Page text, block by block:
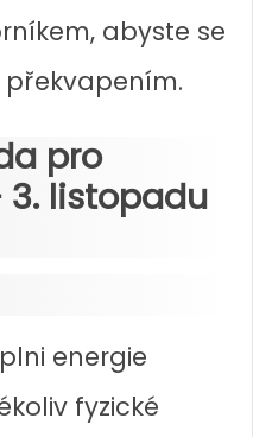
abyste se
pro
3. listopadu
energie
fyzické